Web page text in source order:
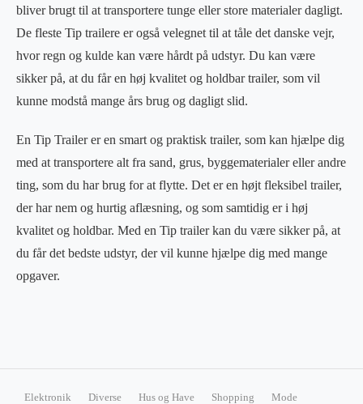
bliver brugt til at transportere tunge eller store materialer dagligt.
De fleste Tip trailere er også velegnet til at tåle det danske vejr,
hvor regn og kulde kan være hårdt på udstyr. Du kan være
sikker på, at du får en høj kvalitet og holdbar trailer, som vil
kunne modstå mange års brug og dagligt slid.
En Tip Trailer er en smart og praktisk trailer, som kan hjælpe dig
med at transportere alt fra sand, grus, byggematerialer eller andre
ting, som du har brug for at flytte. Det er en højt fleksibel trailer,
der har nem og hurtig aflæsning, og som samtidig er i høj
kvalitet og holdbar. Med en Tip trailer kan du være sikker på, at
du får det bedste udstyr, der vil kunne hjælpe dig med mange
opgaver.
Elektronik Diverse Hus og Have Shopping Mode